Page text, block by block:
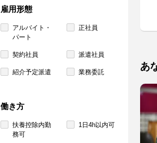
雇用形態
アルバイト・
パート
正社員
契約社員 派遣社員
紹介予定派遣 業務委託
働き方
扶養控除内勤
務可
1日4h以内可
あ